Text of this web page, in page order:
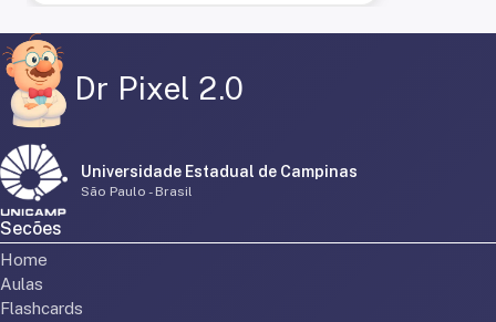
Dr Pixel 2.0
Universidade Estadual de Campinas
São Paulo - Brasil
Secões
Home
Aulas
Flashcards